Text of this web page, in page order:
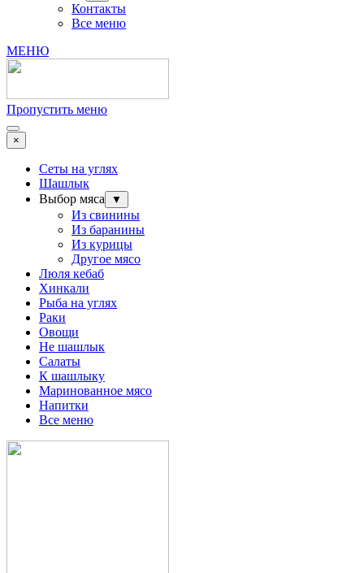
Контакты
Все меню
МЕНЮ
Пропустить меню
×
Сеты на углях
Шашлык
Выбор мяса
▼
Из свинины
Из баранины
Из курицы
Другое мясо
Люля кебаб
Хинкали
Рыба на углях
Раки
Овощи
Не шашлык
Салаты
К шашлыку
Маринованное мясо
Напитки
Все меню